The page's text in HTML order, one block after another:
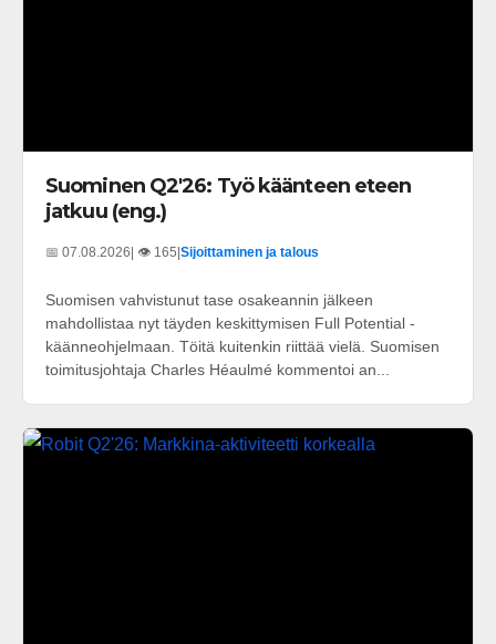
Suominen Q2'26: Työ käänteen eteen
jatkuu (eng.)
📅 07.08.2026| 👁️ 165|Sijoittaminen ja talous
Suomisen vahvistunut tase osakeannin jälkeen
mahdollistaa nyt täyden keskittymisen Full Potential -
käänneohjelmaan. Töitä kuitenkin riittää vielä. Suomisen
toimitusjohtaja Charles Héaulmé kommentoi an...